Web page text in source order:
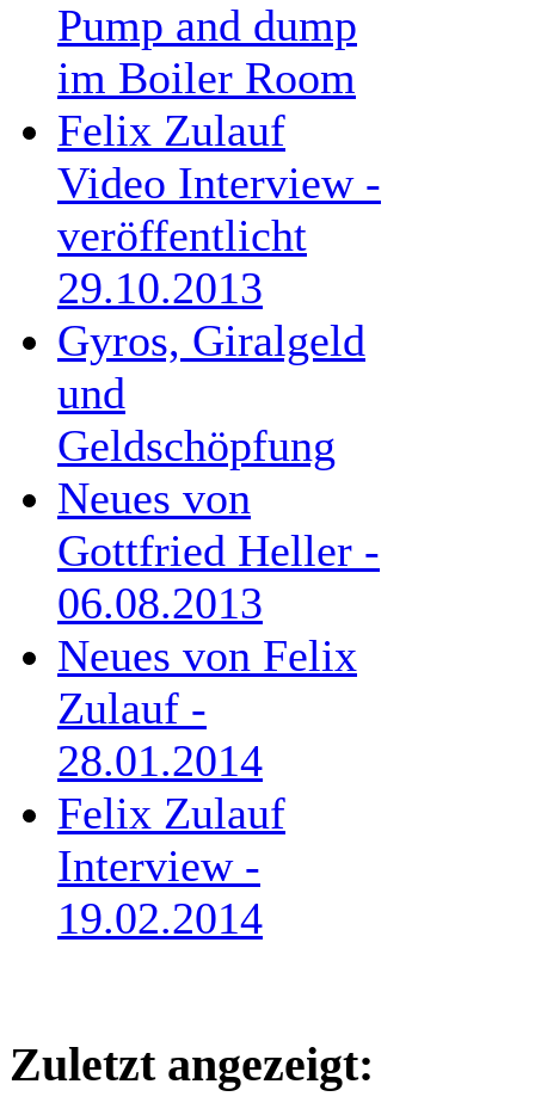
Pump and dump
im Boiler Room
Felix Zulauf
Video Interview -
veröffentlicht
29.10.2013
Gyros, Giralgeld
und
Geldschöpfung
Neues von
Gottfried Heller -
06.08.2013
Neues von Felix
Zulauf -
28.01.2014
Felix Zulauf
Interview -
19.02.2014
Zuletzt angezeigt: